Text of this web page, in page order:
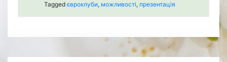
Tagged євроклуби, можливості, презентація